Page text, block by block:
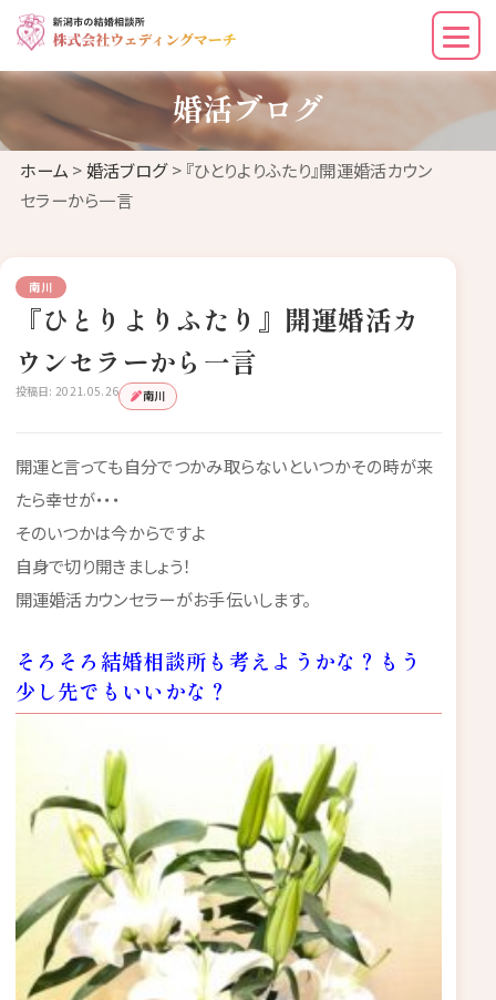
婚活ブログ
ホーム >婚活ブログ> 『ひとりよりふたり』開運婚活カウン
セラーから一言
南川
『ひとりよりふたり』開運婚活カ
ウンセラーから一言
投稿日: 2021.05.26 南川
開運と言っても自分でつかみ取らないといつかその時が来
たら幸せが・・・
そのいつかは今からですよ
自身で切り開きましょう！
開運婚活カウンセラーがお手伝いします。
そろそろ結婚相談所も考えようかな？もう
少し先でもいいかな？